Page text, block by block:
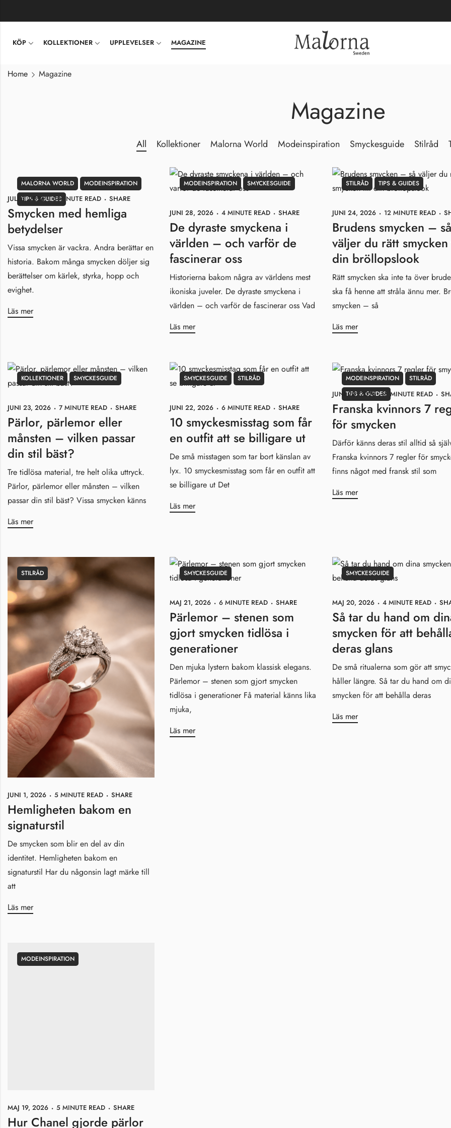
KÖP KOLLEKTIONER UPPLEVELSER MAGAZINE
Magazine
Home Magazine
All Kollektioner Malorna World Modeinspiration Smyckesguide Stilråd
MALORNA WORLD
MODEINSPIRATION
TIPS & GUIDES
JULI 3, 2026 3 MINUTE READ SHARE
Smycken med hemliga
betydelser
Vissa smycken är vackra. Andra berättar en
historia. Bakom många smycken döljer sig
berättelser om kärlek, styrka, hopp och
evighet.
Läs mer
MODEINSPIRATION SMYCKESGUIDE
JUNI 28, 2026 4 MINUTE READ SHARE
De dyraste smyckena i
världen – och varför de
fascinerar oss
Historierna bakom några av världens mest
ikoniska juveler. De dyraste smyckena i
världen – och varför de fascinerar oss Vad
Läs mer
STILRÅD TIPS & GUIDES
JUNI 24, 2026 12 MINUTE READ
Brudens smycken – så
väljer du rätt
din bröllopslook
Rätt smycken ska inte ta över
ska få henne att stråla ännu mer.
smycken – så
Läs mer
KOLLEKTIONER SMYCKESGUIDE
JUNI 23, 2026 7 MINUTE READ SHARE
Pärlor, pärlemor eller
månsten – vilken passar
din stil bäst?
Tre tidlösa material, tre helt olika uttryck.
Pärlor, pärlemor eller månsten – vilken
passar din stil bäst? Vissa smycken känns
Läs mer
SMYCKESGUIDE STILRÅD
JUNI 22, 2026 6 MINUTE READ SHARE
10 smyckesmisstag som får
en outfit att se billigare ut
De små misstagen som tar bort känslan av
lyx. 10 smyckesmisstag som får en outfit att
se billigare ut Det
Läs mer
MODEINSPIRATION
STILRÅD
TIPS & GUIDES
JUNI 20, 2026 8 MINUTE READ
Franska kvinnors 7
för smycken
Därför känns deras stil alltid så
Franska kvinnors 7 regler för
finns något med fransk stil som
Läs mer
STILRÅD
JUNI 1, 2026 5 MINUTE READ SHARE
Hemligheten bakom en
signaturstil
De smycken som blir en del av din
identitet. Hemligheten bakom en
signaturstil Har du någonsin lagt märke till
att
Läs mer
SMYCKESGUIDE
MAJ 21, 2026 6 MINUTE READ SHARE
Pärlemor – stenen som
gjort smycken tidlösa i
generationer
Den mjuka lystern bakom klassisk elegans.
Pärlemor – stenen som gjort smycken
tidlösa i generationer Få material känns lika
mjuka,
Läs mer
SMYCKESGUIDE
MAJ 20, 2026 4 MINUTE READ
Så tar du hand om
smycken för att
deras glans
De små ritualerna som gör att
håller längre. Så tar du hand om
smycken för att behålla deras
Läs mer
MODEINSPIRATION
MAJ 19, 2026 5 MINUTE READ SHARE
Hur Chanel gjorde pärlor